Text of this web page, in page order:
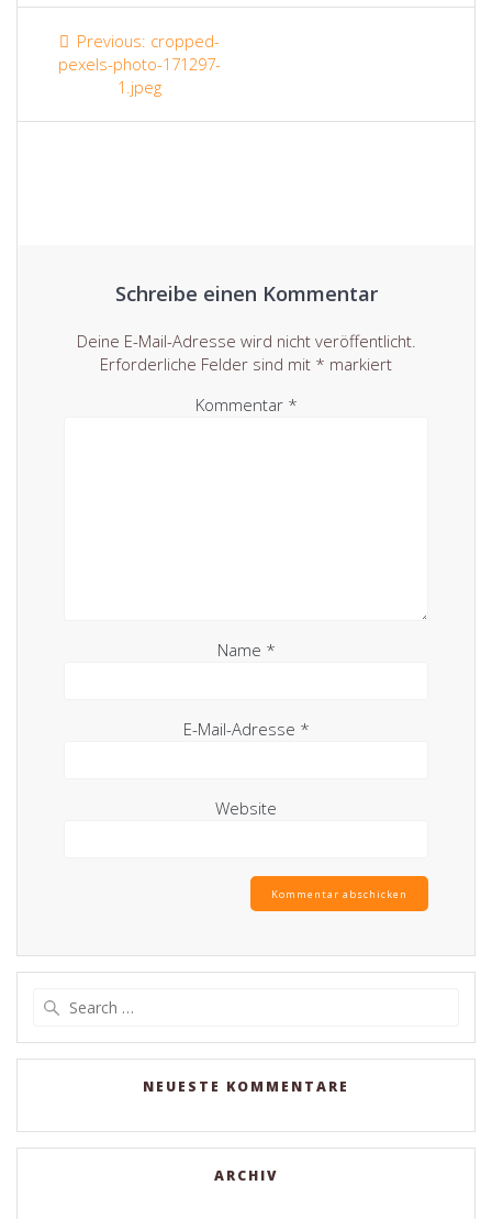
Beitragsnavigation
Previous: Previous
post:
cropped-
pexels-photo-171297-
1.jpeg
Schreibe einen Kommentar
Deine E-Mail-Adresse wird nicht veröffentlicht.
Erforderliche Felder sind mit * markiert
Kommentar *
Name *
E-Mail-Adresse *
Website
NEUESTE KOMMENTARE
ARCHIV